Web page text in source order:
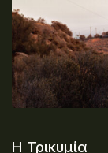
Η Τρικυμία